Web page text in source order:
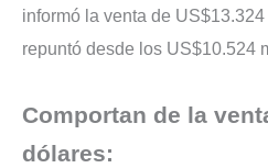
informó la venta de
repuntó desde los US$10.524
Comportan de la
dólares: